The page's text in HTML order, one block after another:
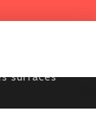
surfaces